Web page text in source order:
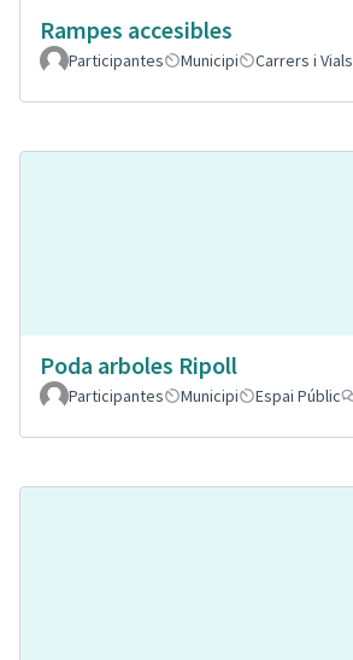
Rampes accesibles
Participantes
Municipi Carrers i Vials
Poda arboles Ripoll
Participantes
Municipi Espai Públic